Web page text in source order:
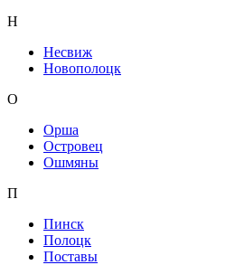
Н
Несвиж
Новополоцк
О
Орша
Островец
Ошмяны
П
Пинск
Полоцк
Поставы